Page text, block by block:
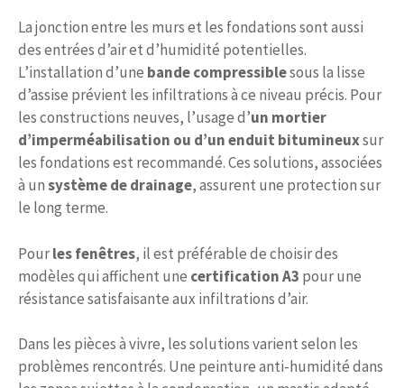
La jonction entre les murs et les fondations sont aussi
des entrées d’air et d’humidité potentielles.
L’installation d’une bande compressiblesous la lisse
d’assise prévient les infiltrations à ce niveau précis. Pour
les constructions neuves, l’usage d’un mortier
d’imperméabilisation ou d’un enduit bitumineuxsur
les fondations est recommandé. Ces solutions, associées
à unsystème de drainage, assurent une protection sur
le long terme.
Pourles fenêtres, il est préférable de choisir des
modèles qui affichent une certification A3 pour une
résistance satisfaisante aux infiltrations d’air.
Dans les pièces à vivre, les solutions varient selon les
problèmes rencontrés. Une peinture anti-humidité dans